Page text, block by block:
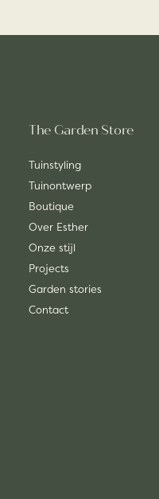
The Garden Store
Tuinstyling
Tuinontwerp
Boutique
Over Esther
Onze stijl
Projects
Garden stories
Contact